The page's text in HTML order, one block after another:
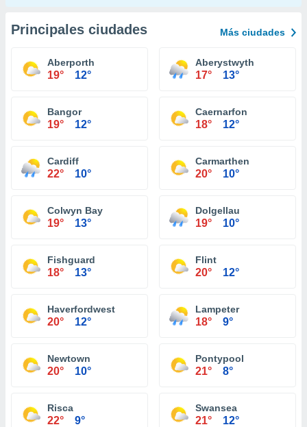
Principales ciudades Más ciudades
Aberporth
19° 12°
Aberystwyth
17° 13°
Bangor
19° 12°
Caernarfon
18° 12°
Cardiff
22° 10°
Carmarthen
20° 10°
Colwyn Bay
19° 13°
Dolgellau
19° 10°
Fishguard
18° 13°
Flint
20° 12°
Haverfordwest
20° 12°
Lampeter
18° 9°
Newtown
20° 10°
Pontypool
21° 8°
Risca
22° 9°
Swansea
21° 12°